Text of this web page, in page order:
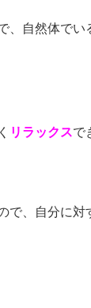
、自然体でい
リラックスで
で、自分に対